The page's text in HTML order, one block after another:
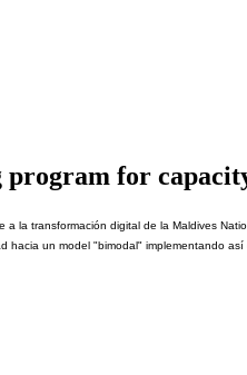
program for
transformación digital de la Maldives
un model "bimodal" implementando